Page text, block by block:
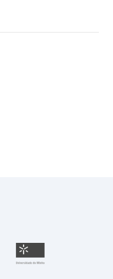
Fundação para a